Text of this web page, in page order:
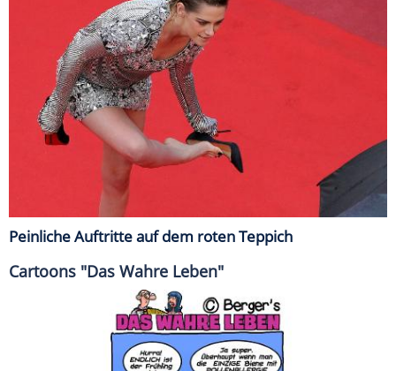
Peinliche Auftritte auf dem roten Teppich
Cartoons "Das Wahre Leben"